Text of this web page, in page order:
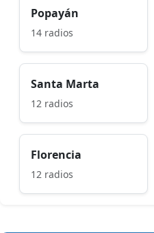
Popayán
14 radios
Santa Marta
12 radios
Florencia
12 radios